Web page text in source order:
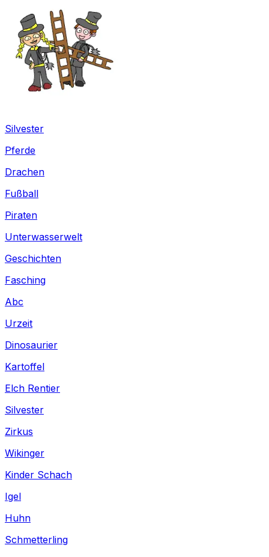
Silvester
Pferde
Drachen
Fußball
Piraten
Unterwasserwelt
Geschichten
Fasching
Abc
Urzeit
Dinosaurier
Kartoffel
Elch Rentier
Silvester
Zirkus
Wikinger
Kinder Schach
Igel
Huhn
Schmetterling